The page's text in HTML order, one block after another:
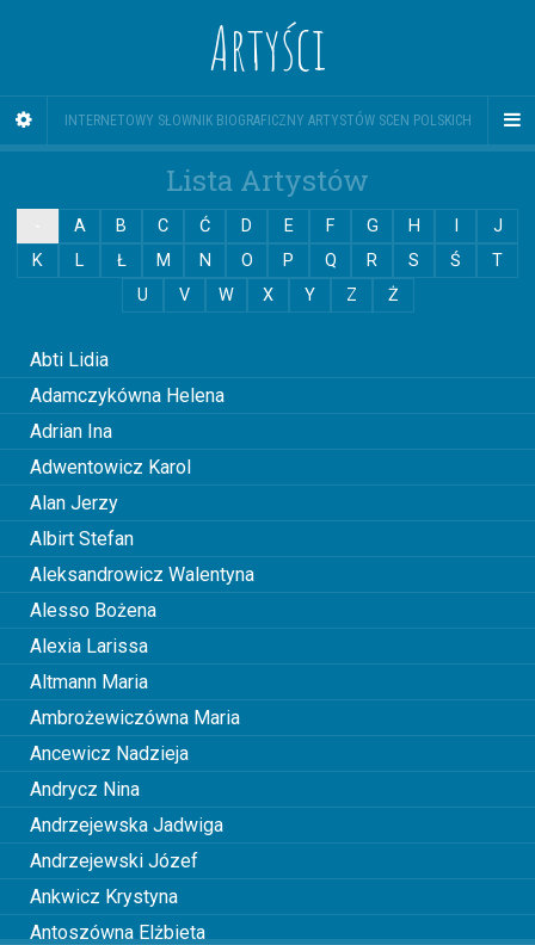
Artyści
INTERNETOWY SŁOWNIK BIOGRAFICZNY ARTYSTÓW SCEN POLSKICH
Lista Artystów
A B C Ć D E F G H
J
K
L Ł M N O P Q R S Ś
T
U
V W X Y Z Ż
Abti Lidia
Adamczykówna Helena
Adrian Ina
Adwentowicz Karol
Alan Jerzy
Albirt Stefan
Aleksandrowicz Walentyna
Alesso Bożena
Alexia Larissa
Altmann Maria
Ambrożewiczówna Maria
Ancewicz Nadzieja
Andrycz Nina
Andrzejewska Jadwiga
Andrzejewski Józef
Ankwicz Krystyna
Antoszówna Elżbieta